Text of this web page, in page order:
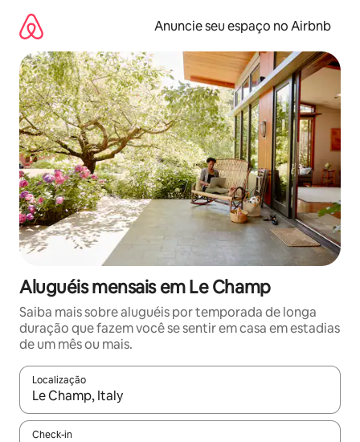
para
conteúdo
Anuncie seu espaço no Airbnb
Aluguéis mensais em Le Champ
Saiba mais sobre aluguéis por temporada de longa
duração que fazem você se sentir em casa em estadias
de um mês ou mais.
Localização
Quando os resultados estiverem disponíveis, explore-os
Check-in